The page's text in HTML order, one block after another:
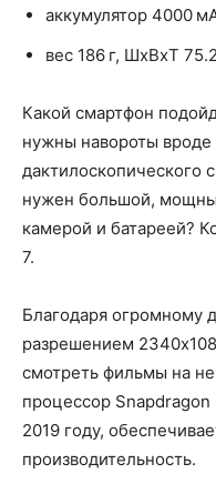
аккумулятор 4000
вес 186 г, ШxВxТ
Какой смартфон
нужны навороты вроде
дактилоскопического
нужен большой,
камерой и батареей?
7.
Благодаря огромному
разрешением
смотреть фильмы на
процессор
2019 году,
производительность.